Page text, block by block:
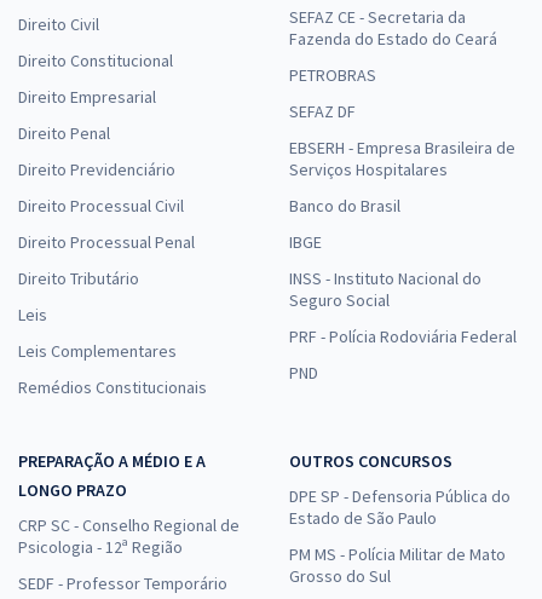
Direito Civil
Direito Constitucional
Direito Empresarial
Direito Penal
Direito Previdenciário
Direito Processual Civil
Direito Processual Penal
Direito Tributário
Leis
Leis Complementares
Remédios Constitucionais
SEFAZ CE - Secretaria da
Fazenda do Estado do Ceará
PETROBRAS
SEFAZ DF
EBSERH - Empresa Brasileira de
Serviços Hospitalares
Banco do Brasil
IBGE
INSS - Instituto Nacional do
Seguro Social
PRF - Polícia Rodoviária Federal
PND
PREPARAÇÃO A MÉDIO E A
LONGO PRAZO
CRP SC - Conselho Regional de
Psicologia - 12ª Região
SEDF - Professor Temporário
OUTROS CONCURSOS
DPE SP - Defensoria Pública do
Estado de São Paulo
PM MS - Polícia Militar de Mato
Grosso do Sul